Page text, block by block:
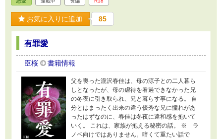
お気に入りに追加 85
有罪愛
臣桜 書籍情報
父を喪った瀧沢春佳は、母の涼子との二人暮ら
しとなったが、母の虐待を看過できなかった兄
の冬夜に引き取られ、兄と暮らす事になる。 自
分とはまったく出来の違う優秀な兄に憧れがあ
ったはずなのに、春佳は冬夜に違和感を抱いて
いく。 これは、家族が抱える秘密の話。 ※ ラ
ノベ向けではありません。暗くて重たい話で